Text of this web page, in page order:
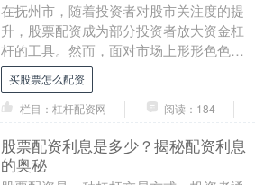
在抚州市，随着投资者对股市关注度的提
升，股票配资成为部分投资者放大资金杠
杆的工具。然而，面对市场上形形色色的
配资平台，如何做出安全、理性的选择，
是每位投资者必须....
买股票怎么配资
栏目：杠杆配资网
阅读：184
股票配资利息是多少？揭秘配资利息
的奥秘